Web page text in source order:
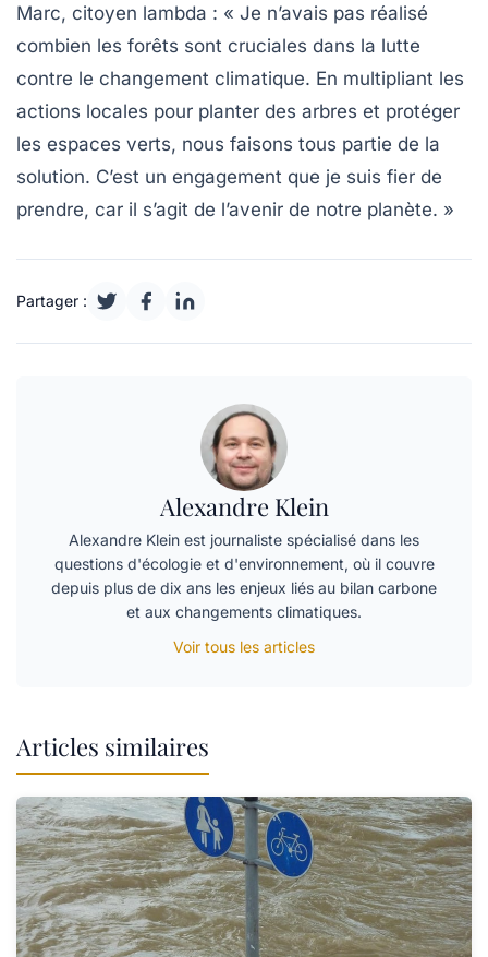
Marc, citoyen lambda : « Je n’avais pas réalisé
combien les forêts sont cruciales dans la lutte
contre le changement climatique. En multipliant les
actions locales pour planter des arbres et protéger
les espaces verts, nous faisons tous partie de la
solution. C’est un engagement que je suis fier de
prendre, car il s’agit de l’avenir de notre planète. »
Partager :
Alexandre Klein
Alexandre Klein est journaliste spécialisé dans les
questions d'écologie et d'environnement, où il couvre
depuis plus de dix ans les enjeux liés au bilan carbone
et aux changements climatiques.
Voir tous les articles
Articles similaires